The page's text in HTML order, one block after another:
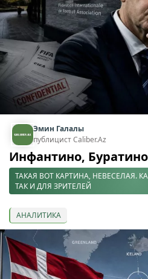
Эмин Галалы
публицист Caliber.Az
Инфантино,
ТАКАЯ ВОТ КАРТИНА, НЕВЕСЕЛАЯ.
ТАК И ДЛЯ ЗРИТЕЛЕЙ
АНАЛИТИКА